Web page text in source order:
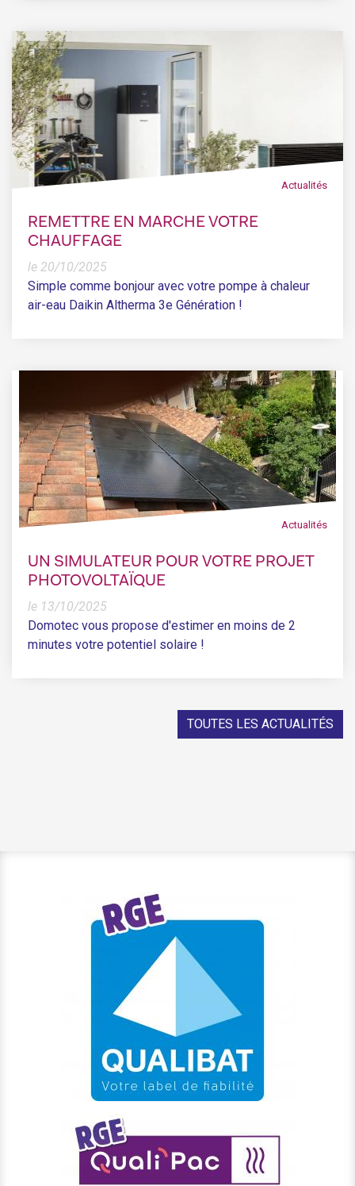
Actualités
REMETTRE EN MARCHE VOTRE
CHAUFFAGE
le 20/10/2025
Simple comme bonjour avec votre pompe à chaleur
air-eau Daikin Altherma 3e Génération !
Actualités
UN SIMULATEUR POUR VOTRE PROJET
PHOTOVOLTAÏQUE
le 13/10/2025
Domotec vous propose d'estimer en moins de 2
minutes votre potentiel solaire !
TOUTES LES ACTUALITÉS